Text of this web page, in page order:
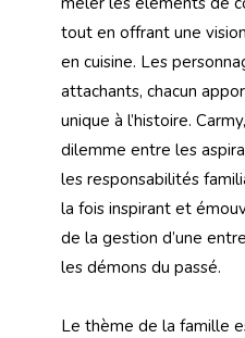
tout en offrant une
en cuisine. Les
attachants, chacun
unique à l’histoire.
dilemme entre les
les responsabilités
la fois inspirant et
de la gestion d’une
les démons du passé.
Le thème de la famille